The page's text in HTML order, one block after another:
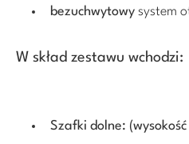
bezuchwytowy system
W skład zestawu wchodzi:
Szafki dolne: (wysokość